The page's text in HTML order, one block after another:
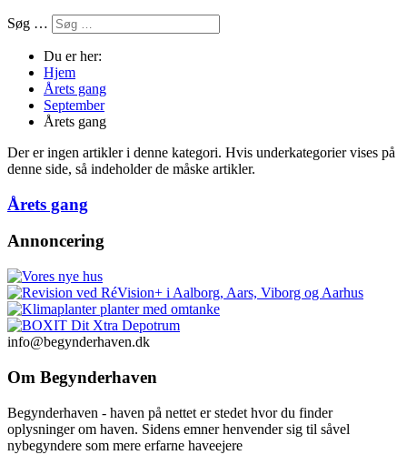
Søg …
Du er her:
Hjem
Årets gang
September
Årets gang
Der er ingen artikler i denne kategori. Hvis underkategorier vises på
denne side, så indeholder de måske artikler.
Årets gang
Annoncering
info@begynderhaven.dk
Om Begynderhaven
Begynderhaven - haven på nettet er stedet hvor du finder
oplysninger om haven. Sidens emner henvender sig til såvel
nybegyndere som mere erfarne haveejere